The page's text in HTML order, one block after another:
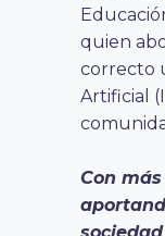
quien
correcto
Artificial
Con